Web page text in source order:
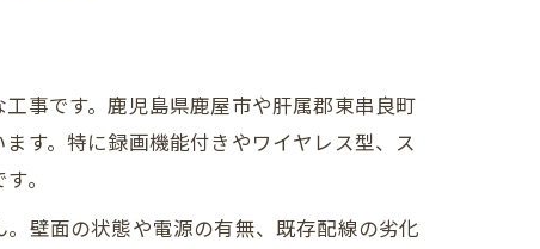
事です。鹿児島県鹿屋市や肝属郡東串良町
す。特に録画機能付きやワイヤレス型、ス
。
壁面の状態や電源の有無、既存配線の劣化